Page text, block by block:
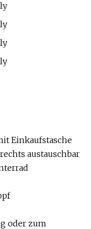
Einkaufstasche
austauschbar
oder zum